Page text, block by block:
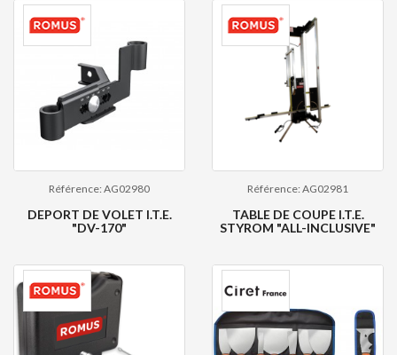
Référence: AG02980
DEPORT DE VOLET I.T.E.
"DV-170"
Référence: AG02981
TABLE DE COUPE I.T.E.
STYROM "ALL-INCLUSIVE"